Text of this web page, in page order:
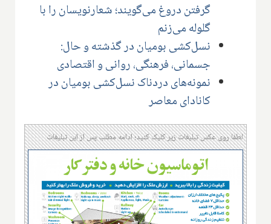
گرفتن دروغ می‌گویند؛ شعارنویسان را با
گلوله می‌زنم
نسل‌کشی بومیان در گذشته و حال:
جسمانی، فرهنگی، روانی و اقتصادی
نمونه‌های دردناک نسل‌کشی بومیان در
کانادای معاصر
لطفا روی عکس تبلیغات زیر کلیک کنید؛ ادامه مطلب پس از این تبلیغات